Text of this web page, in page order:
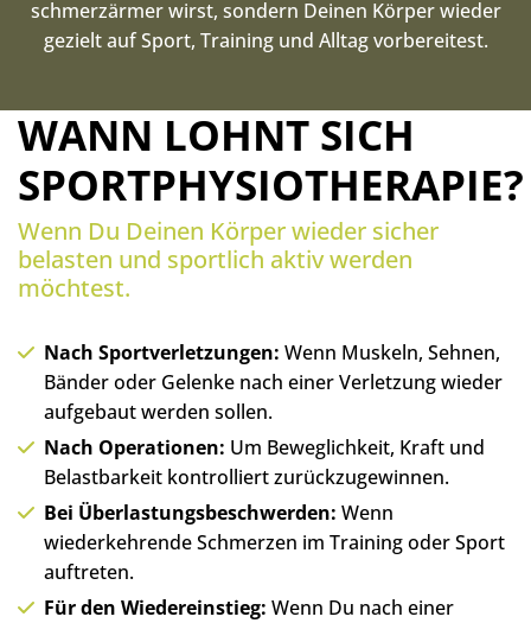
schmerzärmer wirst, sondern Deinen Körper wieder
gezielt auf Sport, Training und Alltag vorbereitest.
WANN LOHNT SICH
SPORTPHYSIOTHERAPIE?
Wenn Du Deinen Körper wieder sicher
belasten und sportlich aktiv werden
möchtest.
Nach Sportverletzungen: Wenn Muskeln, Sehnen,
Bänder oder Gelenke nach einer Verletzung wieder
aufgebaut werden sollen.
Nach Operationen: Um Beweglichkeit, Kraft und
Belastbarkeit kontrolliert zurückzugewinnen.
Bei Überlastungsbeschwerden: Wenn
wiederkehrende Schmerzen im Training oder Sport
auftreten.
Für den Wiedereinstieg: Wenn Du nach einer